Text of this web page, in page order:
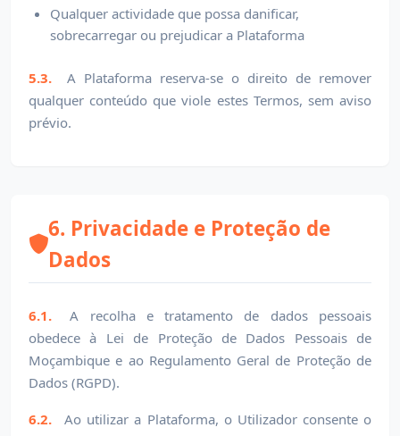
Qualquer actividade que possa danificar,
sobrecarregar ou prejudicar a Plataforma
5.3.
A Plataforma reserva-se o direito de remover
qualquer conteúdo que viole estes Termos, sem aviso
prévio.
6. Privacidade e Proteção de
Dados
6.1.
A recolha e tratamento de dados pessoais
obedece à Lei de Proteção de Dados Pessoais de
Moçambique e ao Regulamento Geral de Proteção de
Dados (RGPD).
6.2.
Ao utilizar a Plataforma, o Utilizador consente o